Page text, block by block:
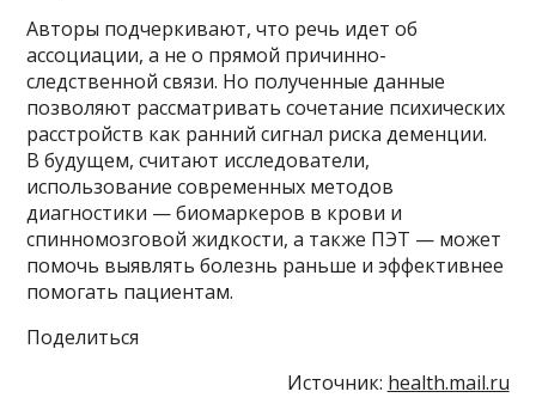
Авторы подчеркивают, что речь идет об
ассоциации, а не о прямой причинно-
следственной связи. Но полученные данные
позволяют рассматривать сочетание психических
расстройств как ранний сигнал риска деменции.
В будущем, считают исследователи,
использование современных методов
диагностики — биомаркеров в крови и
спинномозговой жидкости, а также ПЭТ — может
помочь выявлять болезнь раньше и эффективнее
помогать пациентам.
Поделиться
Источник: health.mail.ru